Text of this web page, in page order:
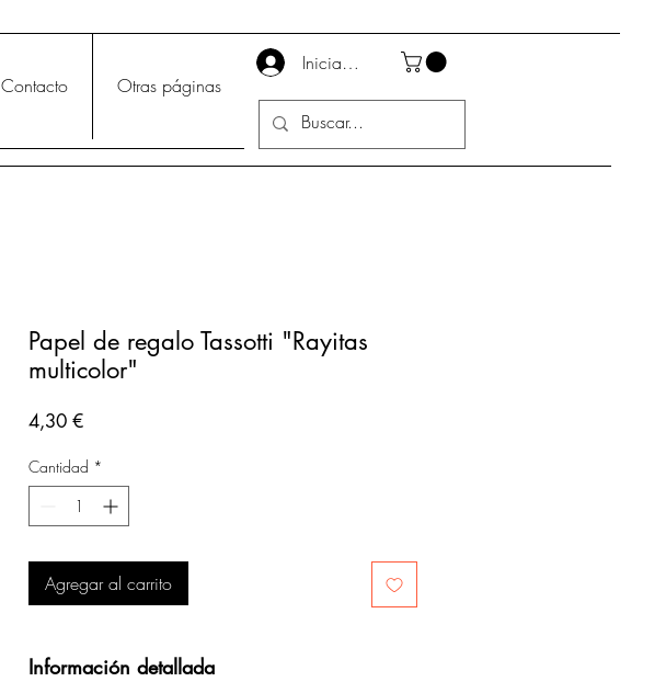
Contacto Otras páginas
Iniciar sesión
Papel de regalo Tassotti "Rayitas
multicolor"
4,30 €Precio
Cantidad *
Agregar al carrito
Información detallada